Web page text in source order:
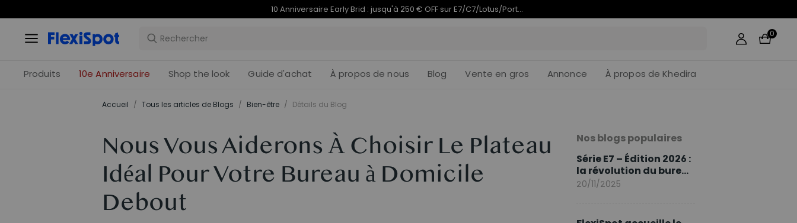
Offres du 10e anniversaire | C7 Morpher dès 579,99 € Termine en 09j 04
0
Produits 10e Anniversaire Shop the look Guide d'achat À propos de nous Blog Vente en gros Annonce À propos de Khedira
Accueil / Tous les articles de Blogs / Bien-être / Détails du Blog
Nous Vous Aiderons À Choisir Le Plateau
Idéal Pour Votre Bureau à Domicile
Debout
Nos blogs populaires
Série E7 – Édition 2026 :
la révolution du bureau
assis debout continue
20/11/2025